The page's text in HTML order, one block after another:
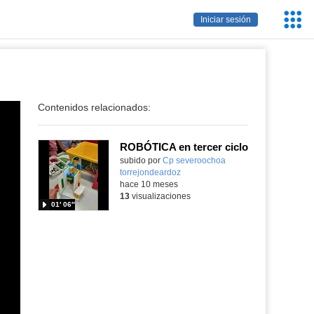
Iniciar sesión
Contenidos relacionados:
ROBÓTICA en tercer ciclo
Contenido educativo.
subido por Cp severoochoa
torrejondeardoz
01′ 06″
-
hace 10 meses
13visualizaciones